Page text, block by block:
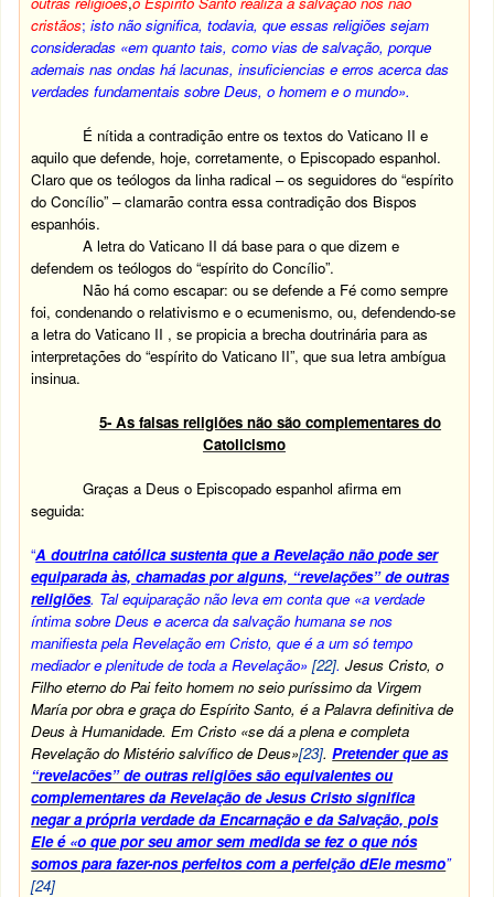
cristãos;isto não significa, todavia, que essas religiões sejam
consideradas «em quanto tais, como vias de salvação, porque
ademais nas ondas há lacunas, insuficiencias e erros acerca das
verdades fundamentais sobre Deus, o homem e o mundo».
É nítida a contradição entre os textos do Vaticano II e
aquilo que defende, hoje, corretamente, o Episcopado espanhol.
Claro que os teólogos da linha radical – os seguidores do “espírito
do Concílio” – clamarão contra essa contradição dos Bispos
espanhóis.
A letra do Vaticano II dá base para o que dizem e
defendem os teólogos do “espírito do Concílio”.
Não há como escapar: ou se defende a Fé como sempre
foi, condenando o relativismo e o ecumenismo, ou, defendendo-se
a letra do Vaticano II , se propicia a brecha doutrinária para as
interpretações do “espírito do Vaticano II”, que sua letra ambígua
insinua.
5- As falsas religiões não são complementares do
Catolicismo
Graças a Deus o Episcopado espanhol afirma em
seguida:
“A doutrina católica sustenta que a Revelação não pode ser
equiparada às, chamadas por alguns, “revelações” de outras
religiões. Tal equiparação não leva em conta que «a verdade
íntima sobre Deus e acerca da salvação humana se nos
manifiesta pela Revelação em Cristo, que é a um só tempo
mediador e plenitude de toda a Revelação»[22].Jesus Cristo, o
Filho eterno do Pai feito homem no seio puríssimo da Virgem
María por obra e graça do Espírito Santo, é a Palavra definitiva de
Deus à Humanidade. Em Cristo «se dá a plena e completa
Revelação do Mistério salvífico de Deus»[23].Pretender que as
“revelacões” de outras religiões são equivalentes ou
complementares da Revelação de Jesus Cristo significa
negar a própria verdade da Encarnação e da Salvação, pois
Ele é «o que por seu amor sem medida se fez o que nós
somos para fazer-nos perfeitos com a perfeição dEle mesmo”
[24]